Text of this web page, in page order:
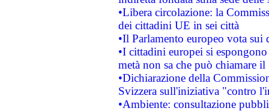
•Libera circolazione: la
dei cittadini UE in sei città
•Il Parlamento europeo vota sui
•I cittadini europei si
metà non sa che può chiamare
•Dichiarazione della
Svizzera sull'iniziativa "contro
•Ambiente: consultazione